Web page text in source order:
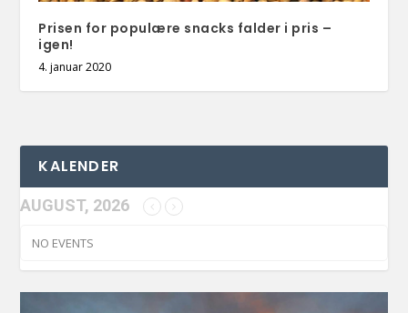
Prisen for populære snacks falder i pris –
igen!
4. januar 2020
KALENDER
AUGUST, 2026
NO EVENTS